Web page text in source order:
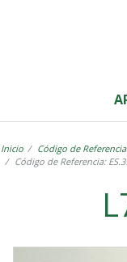
Inicio
Código de
Código de Referencia: